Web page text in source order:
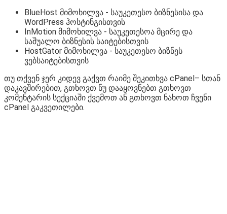
BlueHost მიმოხილვა - საუკეთესო ბიზნესისა და
WordPress ჰოსტინგისთვის
InMotion მიმოხილვა - საუკეთესოა მცირე და
საშუალო ბიზნესის საიტებისთვის
HostGator მიმოხილვა - საუკეთესო ბიზნეს
ვებსაიტებისთვის
თუ თქვენ ჯერ კიდევ გაქვთ რაიმე შეკითხვა cPanel– სთან
დაკავშირებით, გთხოვთ ნუ დააყოვნებთ გთხოვთ
კომენტარის სექციაში ქვემოთ ან გთხოვთ ნახოთ ჩვენი
cPanel გაკვეთილები.